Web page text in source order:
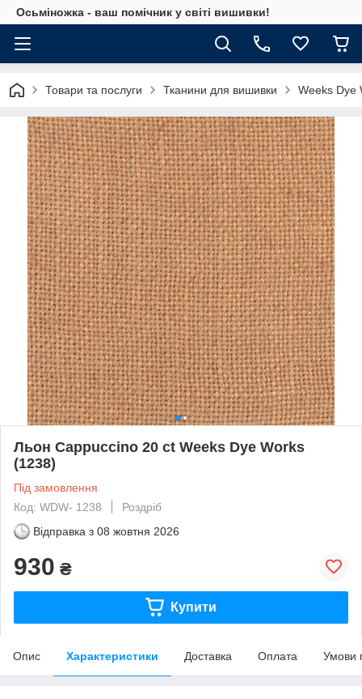
Осьміножка - ваш помічник у світі вишивки!
Товари та послуги Тканини для вишивки Weeks Dye
Льон Cappuccino 20 ct Weeks Dye Works
(1238)
Під замовлення
Код: WDW- 1238
Роздріб
Відправка з 08 жовтня 2026
930 ₴
Купити
Опис Характеристики Доставка Оплата Умови